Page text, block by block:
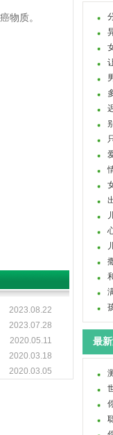
物质。
2023.08.22
2023.07.28
2020.05.11
2020.03.18
2020.03.05
最